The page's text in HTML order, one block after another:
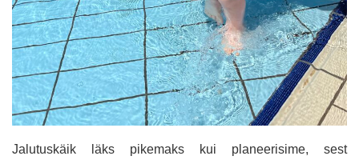
Jalutuskäik läks pikemaks kui planeerisime, sest